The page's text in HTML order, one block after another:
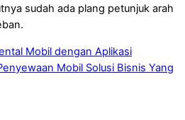
sudah ada plang petunjuk arah
Mobil dengan Aplikasi
Mobil Solusi Bisnis Yang